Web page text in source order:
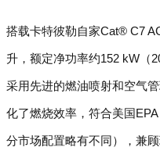
搭载卡特彼勒自家Cat® C7
升，额定净功率约152 kW（
采用先进的燃油喷射和空气
化了燃烧效率，符合美国
分市场配置略有不同），兼